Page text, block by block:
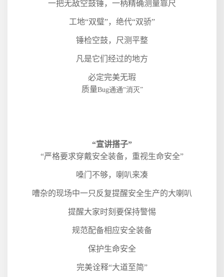
一把无敌空鼓锤，一柄精确测量靠尺
工地“双璧”，绝代“双骄”
锤检空鼓，尺测平整
凡是它们经过的地方
必定完美无瑕
质量Bug通通“消灭”
“宣讲搭子”
“严格要求穿戴安全装备，重视生命安全”
嗓门不够，喇叭来凑
嘈杂的现场中一只反复提醒安全生产的大喇叭
提醒大家时刻要保持警惕
规范配备相应安全装备
保护生命安全
完美诠释“大道至简”